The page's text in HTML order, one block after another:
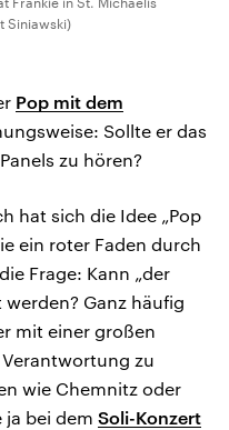
Siniawski)
Pop mit dem
Sollte er das
zu hören?
hat sich die Idee „Pop
ein roter Faden durch
Frage: Kann „der
Ganz häufig
mit einer großen
zu
wie Chemnitz oder
ja bei dem Soli-Konzert